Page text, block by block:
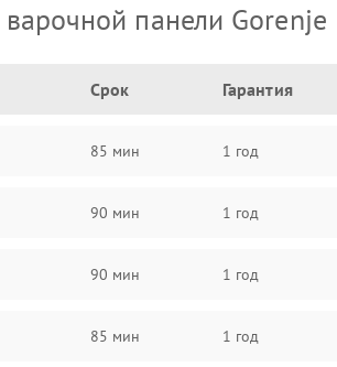
панели Gorenje
Срок Гарантия
85 мин 1 год
90 мин 1 год
90 мин 1 год
85 мин 1 год